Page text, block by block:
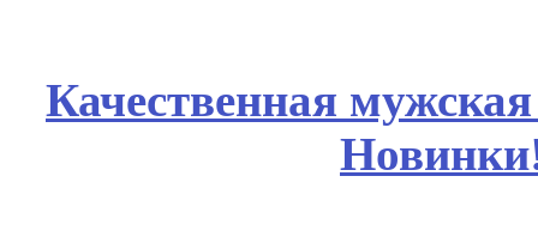
Качественная